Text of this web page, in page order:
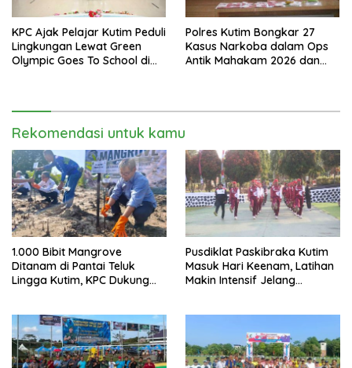
KPC Ajak Pelajar Kutim Peduli
Lingkungan Lewat Green
Olympic Goes To School di
Polres Kutim Bongkar 27
Kasus Narkoba dalam Ops
Antik Mahakam 2026 dan
Rekomendasi untuk kamu
1.000 Bibit Mangrove
Ditanam di Pantai Teluk
Lingga Kutim, KPC Dukung
Pusdiklat Paskibraka Kutim
Masuk Hari Keenam, Latihan
Makin Intensif Jelang